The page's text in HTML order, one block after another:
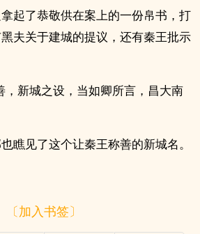
起了恭敬供在案上的一份帛书，打
夫关于建城的提议，还有秦王批示
，新城之设，当如卿所言，昌大南
瞧见了这个让秦王称善的新城名。
〔加入书签〕